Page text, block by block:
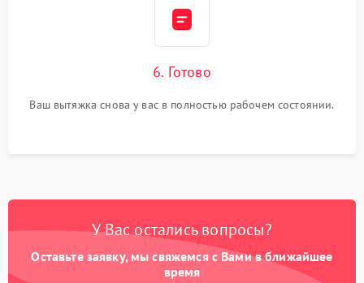
6. Готово
Ваш вытяжка снова у вас в полностью рабочем состоянии.
У Вас остались вопросы?
Оставьте заявку, мы свяжемся с Вами в ближайшее
время